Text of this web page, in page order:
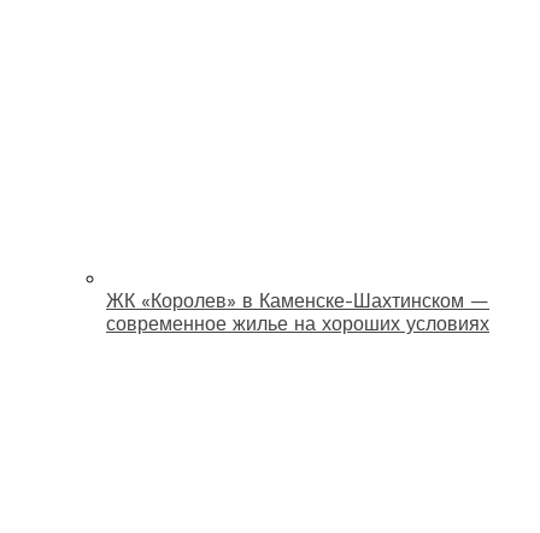
ЖК «Королев» в Каменске-Шахтинском —
современное жилье на хороших условиях